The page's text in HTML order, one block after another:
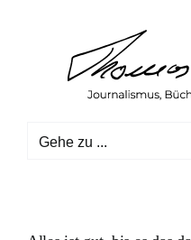
springen
Gehe zu ...